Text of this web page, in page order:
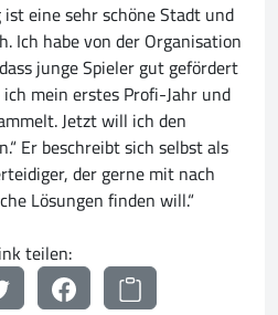
eine sehr schöne Stadt und
Ich habe von der Organisation
junge Spieler gut gefördert
mein erstes Profi-Jahr und
Jetzt will ich den
Er beschreibt sich selbst als
der gerne mit nach
Lösungen finden will.“
teilen: